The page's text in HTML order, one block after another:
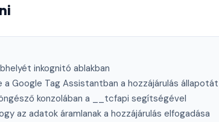
inkognitó ablakban
a Google Tag Assistantban a hozzájárulás állapotát
konzolában a __tcfapi segítségével
az adatok áramlanak a hozzájárulás elfogadása